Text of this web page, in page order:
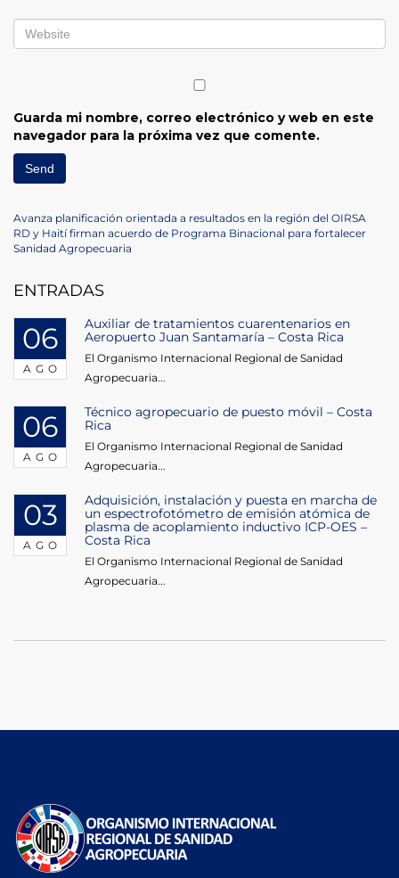
Guarda mi nombre, correo electrónico y web en este
navegador para la próxima vez que comente.
Navegación
de
entradas
Previous
Post
Avanza planificación orientada a resultados en la región del OIRSA
Next
Post
RD y Haití firman acuerdo de Programa Binacional para fortalecer
Sanidad Agropecuaria
ENTRADAS
06
AGO
Auxiliar de tratamientos cuarentenarios en
Aeropuerto Juan Santamaría – Costa Rica
El Organismo Internacional Regional de Sanidad
Agropecuaria...
06
AGO
Técnico agropecuario de puesto móvil – Costa
Rica
El Organismo Internacional Regional de Sanidad
Agropecuaria...
03
AGO
Adquisición, instalación y puesta en marcha de
un espectrofotómetro de emisión atómica de
plasma de acoplamiento inductivo ICP-OES –
Costa Rica
El Organismo Internacional Regional de Sanidad
Agropecuaria...